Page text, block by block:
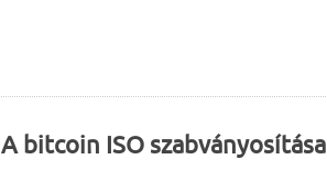
A bitcoin ISO szabványosítása